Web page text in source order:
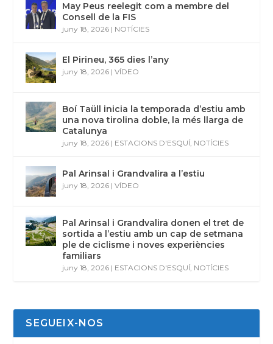
May Peus reelegit com a membre del
Consell de la FIS
juny 18, 2026 | NOTÍCIES
El Pirineu, 365 dies l’any
juny 18, 2026 |VÍDEO
Boí Taüll inicia la temporada d’estiu amb
una nova tirolina doble, la més llarga de
Catalunya
juny 18, 2026 | ESTACIONS D'ESQUÍ, NOTÍCIES
Pal Arinsal i Grandvalira a l’estiu
juny 18, 2026 |VÍDEO
Pal Arinsal i Grandvalira donen el tret de
sortida a l’estiu amb un cap de setmana
ple de ciclisme i noves experiències
familiars
juny 18, 2026 | ESTACIONS D'ESQUÍ, NOTÍCIES
SEGUEIX-NOS